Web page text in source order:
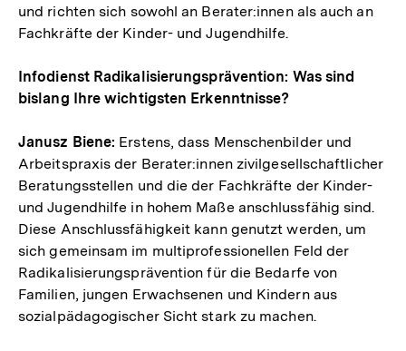
und richten sich sowohl an Berater:innen als auch an
Fachkräfte der Kinder- und Jugendhilfe.
Infodienst Radikalisierungsprävention: Was sind
bislang Ihre wichtigsten Erkenntnisse?
Janusz Biene: Erstens, dass Menschenbilder und
Arbeitspraxis der Berater:innen zivilgesellschaftlicher
Beratungsstellen und die der Fachkräfte der Kinder-
und Jugendhilfe in hohem Maße anschlussfähig sind.
Diese Anschlussfähigkeit kann genutzt werden, um
sich gemeinsam im multiprofessionellen Feld der
Radikalisierungsprävention für die Bedarfe von
Familien, jungen Erwachsenen und Kindern aus
sozialpädagogischer Sicht stark zu machen.